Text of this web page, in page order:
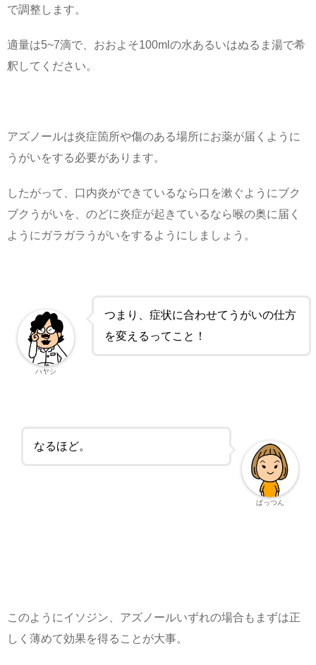
で調整します。
適量は5~7滴で、おおよそ100mlの水あるいはぬるま湯で希
釈してください。
アズノールは炎症箇所や傷のある場所にお薬が届くように
うがいをする必要があります。
したがって、口内炎ができているなら口を漱ぐようにブク
ブクうがいを、のどに炎症が起きているなら喉の奥に届く
ようにガラガラうがいをするようにしましょう。
つまり、症状に合わせてうがいの仕方
を変えるってこと！
ハヤシ
なるほど。
ぱっつん
このようにイソジン、アズノールいずれの場合もまずは正
しく薄めて効果を得ることが大事。